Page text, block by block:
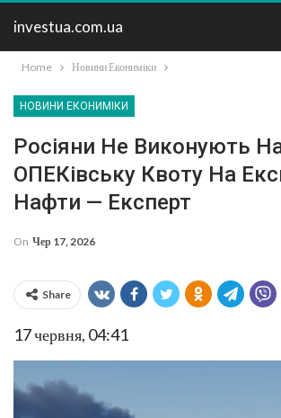
investua.com.ua
Home Новини Екониміки
НОВИНИ ЕКОНИМІКИ
Росіяни Не Виконують
ОПЕКівську Квоту На
Нафти — Експерт
On Чер 17, 2026
Share
17 червня, 04:41